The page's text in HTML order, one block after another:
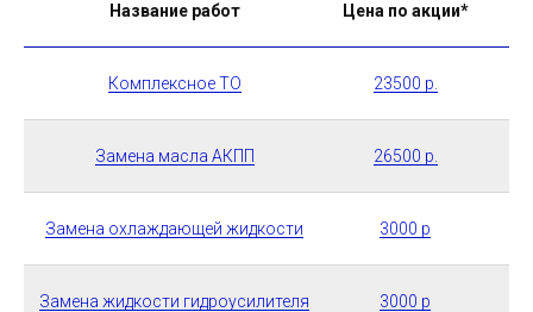
Название работ Цена по акции*
Комплексное ТО 23500 р.
Замена масла АКПП 26500 р.
Замена охлаждающей жидкости 3000 р
Замена жидкости гидроусилителя
3000 р
НАПИСАТЬ В WHATSAPP
течение 3−5 минут мы скажем цену и сроки